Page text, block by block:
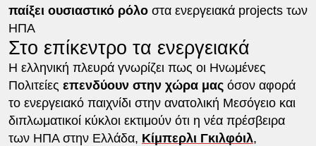
παίξει ουσιαστικό ρόλοστα ενεργειακά projects των
ΗΠΑ
Στο επίκεντρο τα ενεργειακά
Η ελληνική πλευρά γνωρίζει πως οι Ηνωμένες
Πολιτείες επενδύουν στην χώρα μαςόσον αφορά
το ενεργειακό παιχνίδι στην ανατολική Μεσόγειο και
διπλωματικοί κύκλοι εκτιμούν ότι η νέα πρέσβειρα
των ΗΠΑ στην Ελλάδα, Κίμπερλι Γκιλφόιλ,